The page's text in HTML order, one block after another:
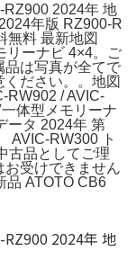
RZ900 2024年 地
年版 RZ900-R
無料 最新地図
リーナビ 4×4。ご
品は写真が全てで
ださい。。地図
RW902 / AVIC-
体型メモリーナ
ータ 2024年 第
RW300 ト
古品としてご理
受けできません
品 ATOTO CB6